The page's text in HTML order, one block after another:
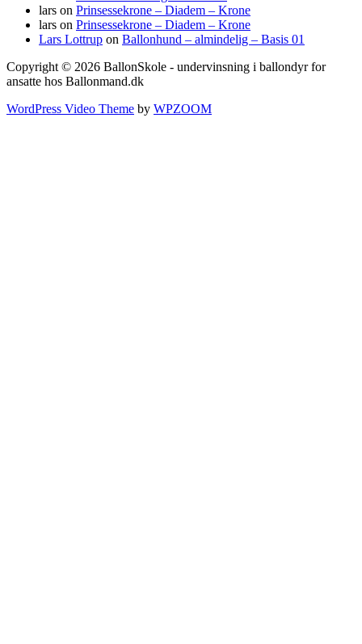
lars on Prinsessekrone – Diadem – Krone
lars on Prinsessekrone – Diadem – Krone
Lars Lottrup on Ballonhund – almindelig – Basis 01
Copyright © 2026 BallonSkole - undervinsning i ballondyr for
ansatte hos Ballonmand.dk
WordPress Video Theme by WPZOOM